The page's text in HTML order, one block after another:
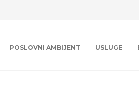
POSLOVNI AMBIJENT USLUGE